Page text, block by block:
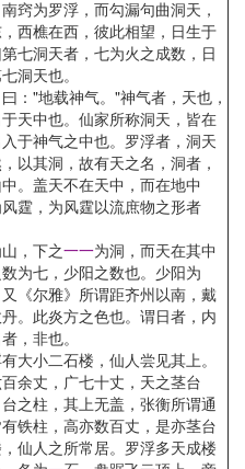
窍为罗浮，而勾漏句曲洞天，
西樵在西，彼此相望，日生于
七洞天者，七为火之成数，日
洞天也。
"地载神气。"神气者，天也，
天中也。仙家所称洞天，皆在
于神气之中也。罗浮者，洞天
以其洞，故有天之名，洞者，
。盖天不在天中，而在地中
霆，为风霆以流庶物之形者
，下之一一为洞，而天在其中
为七，少阳之数也。少阳为
《尔雅》所谓距齐州以南，戴
。此炎方之色也。谓日者，内
，非也。
小二石楼，仙人尝见其上。
余丈，广七十丈，天之茎台
之柱，其上无盖，张衡所谓通
铁柱，高亦数百丈，是亦茎台
仙人之所常居。罗浮多天成楼